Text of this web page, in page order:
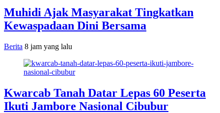
Muhidi Ajak Masyarakat Tingkatkan
Kewaspadaan Dini Bersama
Berita 8 jam yang lalu
Kwarcab Tanah Datar Lepas 60 Peserta
Ikuti Jambore Nasional Cibubur